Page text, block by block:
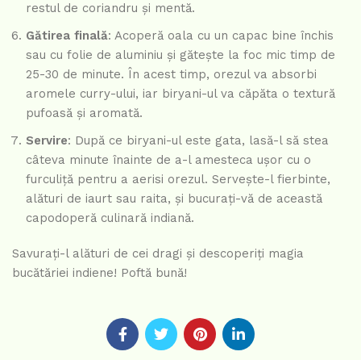
restul de coriandru și mentă.
Gătirea finală: Acoperă oala cu un capac bine închis
sau cu folie de aluminiu și gătește la foc mic timp de
25-30 de minute. În acest timp, orezul va absorbi
aromele curry-ului, iar biryani-ul va căpăta o textură
pufoasă și aromată.
Servire: După ce biryani-ul este gata, lasă-l să stea
câteva minute înainte de a-l amesteca ușor cu o
furculiță pentru a aerisi orezul. Servește-l fierbinte,
alături de iaurt sau raita, și bucurați-vă de această
capodoperă culinară indiană.
Savurați-l alături de cei dragi și descoperiți magia
bucătăriei indiene! Poftă bună!